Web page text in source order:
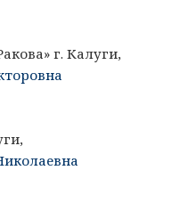
г. Калуги,